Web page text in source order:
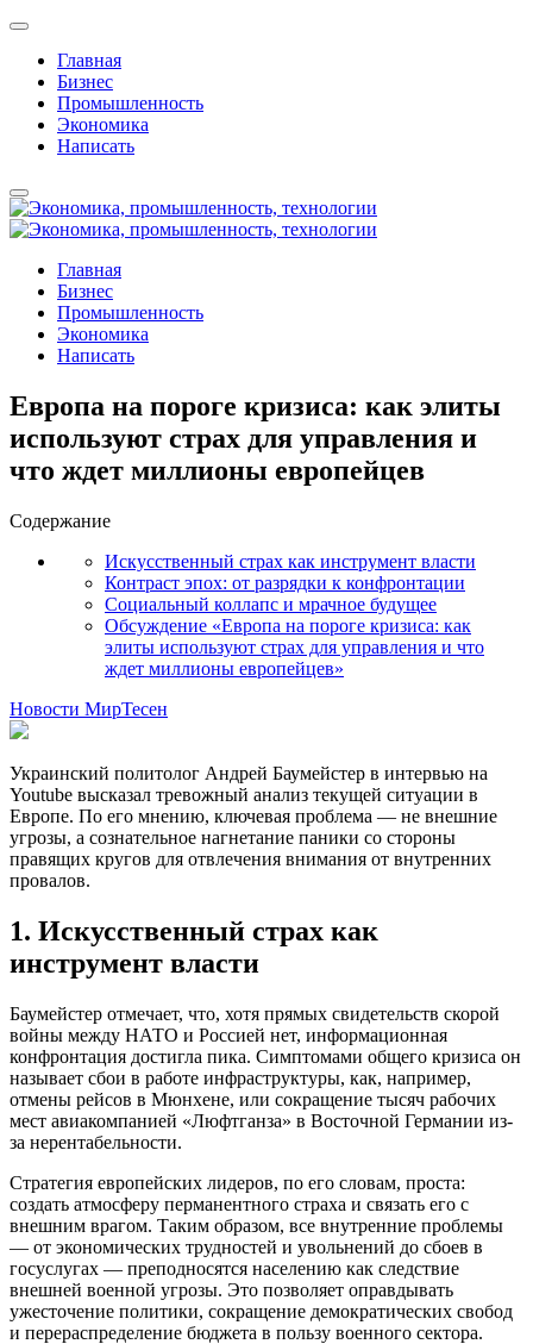
Главная
Бизнес
Промышленность
Экономика
Написать
Главная
Бизнес
Промышленность
Экономика
Написать
Европа на пороге кризиса: как элиты
используют страх для управления и
что ждет миллионы европейцев
Содержание
Искусственный страх как инструмент власти
Контраст эпох: от разрядки к конфронтации
Социальный коллапс и мрачное будущее
Обсуждение «Европа на пороге кризиса: как
элиты используют страх для управления и что
ждет миллионы европейцев»
Новости МирТесен
Украинский политолог Андрей Баумейстер в интервью на
Youtube высказал тревожный анализ текущей ситуации в
Европе. По его мнению, ключевая проблема — не внешние
угрозы, а сознательное нагнетание паники со стороны
правящих кругов для отвлечения внимания от внутренних
провалов.
1. Искусственный страх как
инструмент власти
Баумейстер отмечает, что, хотя прямых свидетельств скорой
войны между НАТО и Россией нет, информационная
конфронтация достигла пика. Симптомами общего кризиса он
называет сбои в работе инфраструктуры, как, например,
отмены рейсов в Мюнхене, или сокращение тысяч рабочих
мест авиакомпанией «Люфтганза» в Восточной Германии из-
за нерентабельности.
Стратегия европейских лидеров, по его словам, проста:
создать атмосферу перманентного страха и связать его с
внешним врагом. Таким образом, все внутренние проблемы
— от экономических трудностей и увольнений до сбоев в
госуслугах — преподносятся населению как следствие
внешней военной угрозы. Это позволяет оправдывать
ужесточение политики, сокращение демократических свобод
и перераспределение бюджета в пользу военного сектора.